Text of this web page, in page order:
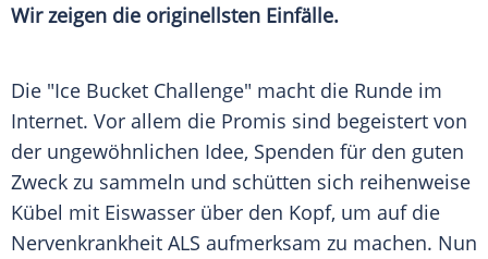
Wir zeigen die originellsten Einfälle.
Die "Ice Bucket Challenge" macht die Runde im
Internet. Vor allem die Promis sind begeistert von
der ungewöhnlichen Idee, Spenden für den guten
Zweck zu sammeln und schütten sich reihenweise
Kübel mit Eiswasser über den Kopf, um auf die
Nervenkrankheit ALS aufmerksam zu machen. Nun